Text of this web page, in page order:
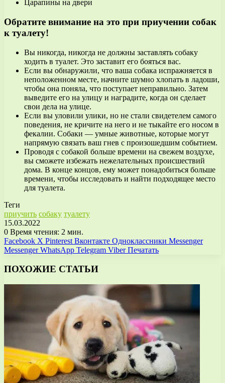
Царапины на двери
Обратите внимание на это при приучении собак
к туалету!
Вы никогда, никогда не должны заставлять собаку
ходить в туалет. Это заставит его бояться вас.
Если вы обнаружили, что ваша собака испражняется в
неположенном месте, начните шумно хлопать в ладоши,
чтобы она поняла, что поступает неправильно. Затем
выведите его на улицу и наградите, когда он сделает
свои дела на улице.
Если вы уловили улики, но не стали свидетелем самого
поведения, не кричите на него и не тыкайте его носом в
фекалии. Собаки — умные животные, которые могут
напрямую связать ваш гнев с произошедшим событием.
Проводя с собакой больше времени на свежем воздухе,
вы сможете избежать нежелательных происшествий
дома. В конце концов, ему может понадобиться больше
времени, чтобы исследовать и найти подходящее место
для туалета.
Теги
приучить собаку туалету
15.03.2022
0 Время чтения: 2 мин.
Facebook X Pinterest Вконтакте Одноклассники Messenger
Messenger WhatsApp Telegram Viber Печатать
ПОХОЖИЕ СТАТЬИ